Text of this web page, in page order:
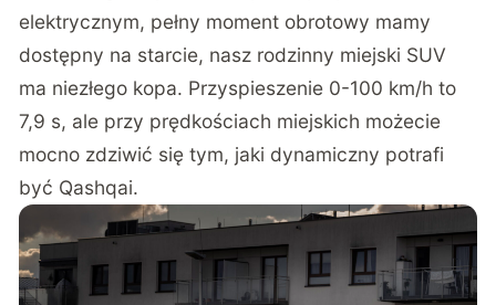
elektrycznym, pełny moment obrotowy mamy
dostępny na starcie, nasz rodzinny miejski SUV
ma niezłego kopa. Przyspieszenie 0-100 km/h to
7,9 s, ale przy prędkościach miejskich możecie
mocno zdziwić się tym, jaki dynamiczny potrafi
być Qashqai.